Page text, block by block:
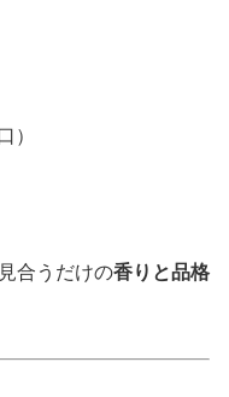
）
合うだけの香りと品格